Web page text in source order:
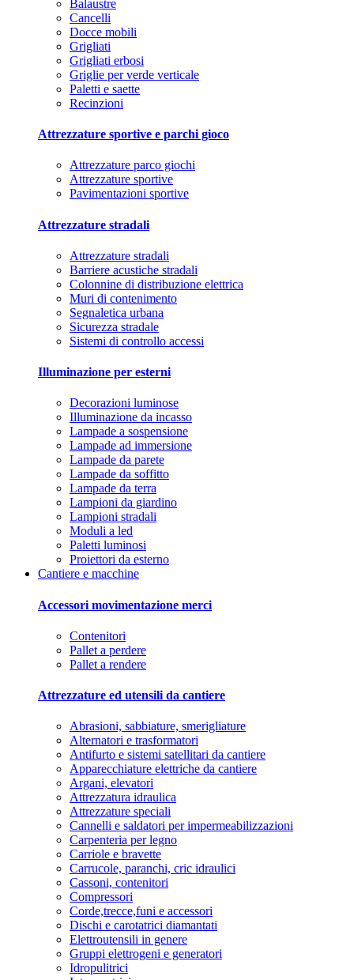
Balaustre
Cancelli
Docce mobili
Grigliati
Grigliati erbosi
Griglie per verde verticale
Paletti e saette
Recinzioni
Attrezzature sportive e parchi gioco
Attrezzature parco giochi
Attrezzature sportive
Pavimentazioni sportive
Attrezzature stradali
Attrezzature stradali
Barriere acustiche stradali
Colonnine di distribuzione elettrica
Muri di contenimento
Segnaletica urbana
Sicurezza stradale
Sistemi di controllo accessi
Illuminazione per esterni
Decorazioni luminose
Illuminazione da incasso
Lampade a sospensione
Lampade ad immersione
Lampade da parete
Lampade da soffitto
Lampade da terra
Lampioni da giardino
Lampioni stradali
Moduli a led
Paletti luminosi
Proiettori da esterno
Cantiere e macchine
Accessori movimentazione merci
Contenitori
Pallet a perdere
Pallet a rendere
Attrezzature ed utensili da cantiere
Abrasioni, sabbiature, smerigliature
Alternatori e trasformatori
Antifurto e sistemi satellitari da cantiere
Apparecchiature elettriche da cantiere
Argani, elevatori
Attrezzatura idraulica
Attrezzature speciali
Cannelli e saldatori per impermeabilizzazioni
Carpenteria per legno
Carriole e bravette
Carrucole, paranchi, cric idraulici
Cassoni, contenitori
Compressori
Corde,trecce,funi e accessori
Dischi e carotatrici diamantati
Elettroutensili in genere
Gruppi elettrogeni e generatori
Idropulitrici